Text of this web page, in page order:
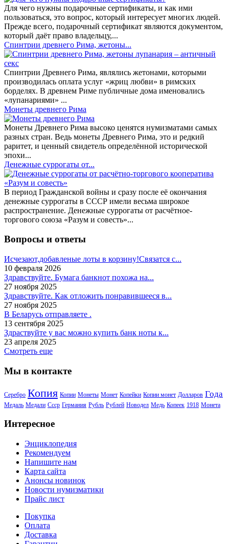
Для чего нужны подарочные сертификаты, и как ими
пользоваться, это вопрос, который интересует многих людей.
Прежде всего, подарочный сертификат являются документом,
который даёт право владельцу,...
Спинтрии древнего Рима, жетоны...
Спинтрии Древнего Рима, являлись жетонами, которыми
производилась оплата услуг «жриц любви» в римских
борделях. В древнем Риме публичные дома именовались
«лупанариями» ...
Монеты древнего Рима
Монеты Древнего Рима высоко ценятся нумизматами самых
разных стран. Ведь монеты Древнего Рима, это и редкий
раритет, и ценный свидетель определённой исторической
эпохи...
Денежные суррогаты от...
В период Гражданской войны и сразу после её окончания
денежные суррогаты в СССР имели весьма широкое
распространение. Денежные суррогаты от расчётное-
торгового союза «Разум и совесть»...
Вопросы и ответы
Исчезают,добавленые лоты в корзину!Связатся с...
10 февраля 2026
Здравствуйте. Бумага банкнот похожа на...
27 ноября 2025
Здравствуйте. Как отложить понравившееся в...
27 ноября 2025
В Беларусь отправляете .
13 сентября 2025
Здраствуйте у вас можно купить банк ноты к...
23 апреля 2025
Смотреть еще
Мы в контакте
Серебро Копия Копии Монеты Монет Копейки Копии монет Долларов Года
Медаль Медали Ссср Германия Рубль Рублей Новодел Медь Копеек 1918 Монета
Интересное
Энциклопедия
Рекомендуем
Напишите нам
Карта сайта
Анонсы новинок
Новости нумизматики
Прайс лист
Покупка
Оплата
Доставка